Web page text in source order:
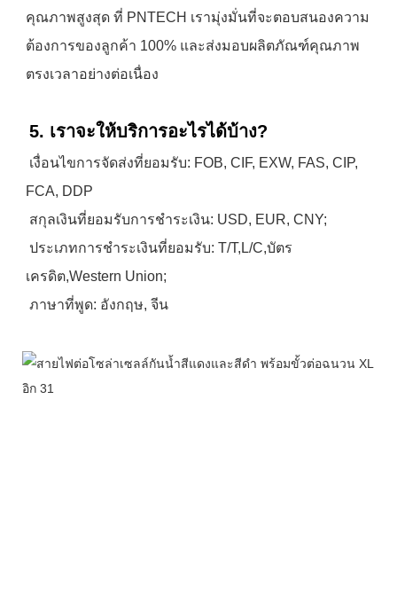
คุณภาพสูงสุด ที่ PNTECH เรามุ่งมั่นที่จะตอบสนองความ
ต้องการของลูกค้า 100% และส่งมอบผลิตภัณฑ์คุณภาพ
ตรงเวลาอย่างต่อเนื่อง
5. เราจะให้บริการอะไรได้บ้าง?
เงื่อนไขการจัดส่งที่ยอมรับ: FOB, CIF, EXW, FAS, CIP,
FCA, DDP
สกุลเงินที่ยอมรับการชำระเงิน: USD, EUR, CNY;
เครดิต,Western Union;
ภาษาที่พูด: อังกฤษ, จีน